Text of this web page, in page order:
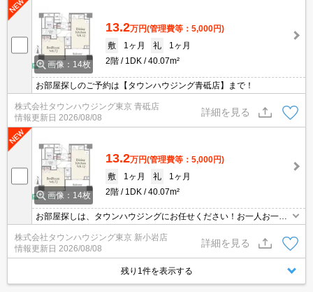
画像：14枚
13.2万円(管理費等：5,000円)
敷
1ヶ月 礼
1ヶ月
2階
1DK 40.07m²
お部屋探しのご予約は【タウンハウジング青砥店】まで！
株式会社タウンハウジング東京 青砥店
情報更新日 2026/08/08
詳細を見る
画像：14枚
13.2万円(管理費等：5,000円)
敷
1ヶ月 礼
1ヶ月
2階
1DK 40.07m²
お部屋探しは、タウンハウジングにお任せください！お一人お一人
様に合ったお部屋をお探し致します。分からないことは何でもご相
談くださいませ。
株式会社タウンハウジング東京 新小岩店
情報更新日 2026/08/08
詳細を見る
残り1件を表示する